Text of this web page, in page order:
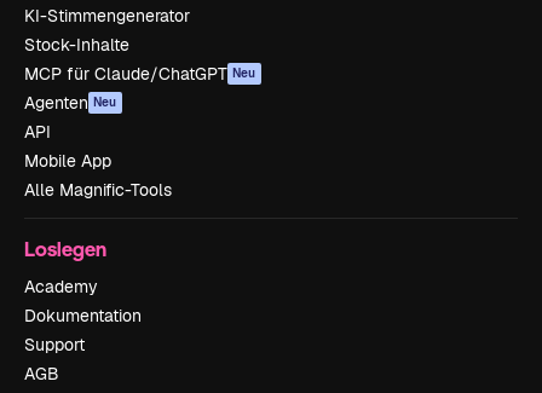
KI-Stimmengenerator
Stock-Inhalte
MCP für Claude/ChatGPT Neu
Agenten Neu
API
Mobile App
Alle Magnific-Tools
Loslegen
Academy
Dokumentation
Support
AGB